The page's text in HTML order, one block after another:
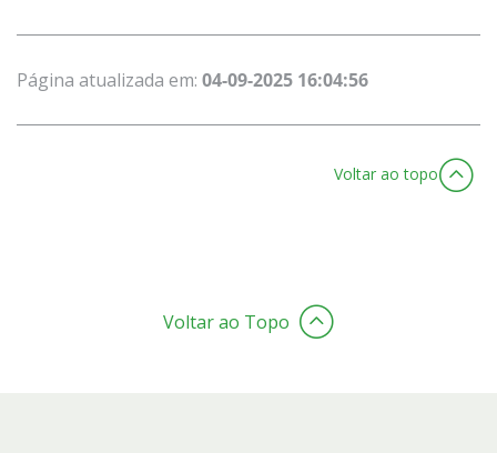
Página atualizada em: 04-09-2025 16:04:56
Voltar ao topo
Voltar ao Topo